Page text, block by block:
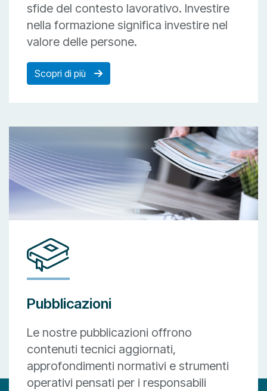
sfide del contesto lavorativo. Investire
nella formazione significa investire nel
valore delle persone.
Scopri di più
Pubblicazioni
Le nostre pubblicazioni offrono
contenuti tecnici aggiornati,
approfondimenti normativi e strumenti
operativi pensati per i responsabili